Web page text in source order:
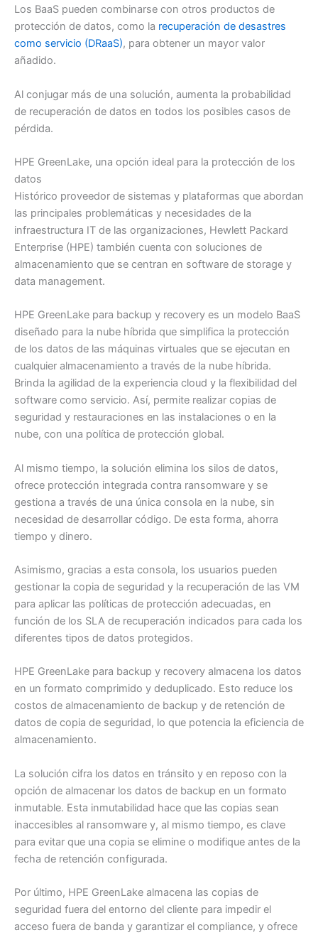
Los BaaS pueden combinarse con otros productos de
protección de datos, como la recuperación de desastres
como servicio (DRaaS), para obtener un mayor valor
añadido.
Al conjugar más de una solución, aumenta la probabilidad
de recuperación de datos en todos los posibles casos de
pérdida.
HPE GreenLake, una opción ideal para la protección de los
datos
Histórico proveedor de sistemas y plataformas que abordan
las principales problemáticas y necesidades de la
infraestructura IT de las organizaciones, Hewlett Packard
Enterprise (HPE) también cuenta con soluciones de
almacenamiento que se centran en software de storage y
data management.
HPE GreenLake para backup y recovery es un modelo BaaS
diseñado para la nube híbrida que simplifica la protección
de los datos de las máquinas virtuales que se ejecutan en
cualquier almacenamiento a través de la nube híbrida.
Brinda la agilidad de la experiencia cloud y la flexibilidad del
software como servicio. Así, permite realizar copias de
seguridad y restauraciones en las instalaciones o en la
nube, con una política de protección global.
Al mismo tiempo, la solución elimina los silos de datos,
ofrece protección integrada contra ransomware y se
gestiona a través de una única consola en la nube, sin
necesidad de desarrollar código. De esta forma, ahorra
tiempo y dinero.
Asimismo, gracias a esta consola, los usuarios pueden
gestionar la copia de seguridad y la recuperación de las VM
para aplicar las políticas de protección adecuadas, en
función de los SLA de recuperación indicados para cada los
diferentes tipos de datos protegidos.
HPE GreenLake para backup y recovery almacena los datos
en un formato comprimido y deduplicado. Esto reduce los
costos de almacenamiento de backup y de retención de
datos de copia de seguridad, lo que potencia la eficiencia de
almacenamiento.
La solución cifra los datos en tránsito y en reposo con la
opción de almacenar los datos de backup en un formato
inmutable. Esta inmutabilidad hace que las copias sean
inaccesibles al ransomware y, al mismo tiempo, es clave
para evitar que una copia se elimine o modifique antes de la
fecha de retención configurada.
Por último, HPE GreenLake almacena las copias de
seguridad fuera del entorno del cliente para impedir el
acceso fuera de banda y garantizar el compliance, y ofrece